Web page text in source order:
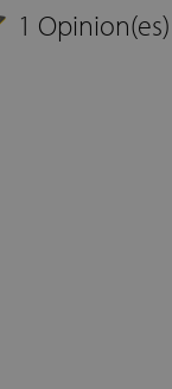
1 Opinion(es)